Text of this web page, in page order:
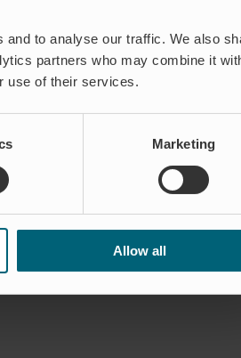
to analyse our traffic. We also
partners who may combine it
use of their services.
Marketing
Allow all
men med ett förbehåll att påverkan
sett alla mässor har blivit inställda
närvaro. Produktionen har hållit och
säger Torgny Larsson med ett leende. –
till ett av de länderna, Kina,
ljus ut, avslutar Torgny Larsson.”
mer än 55 000 installationer har